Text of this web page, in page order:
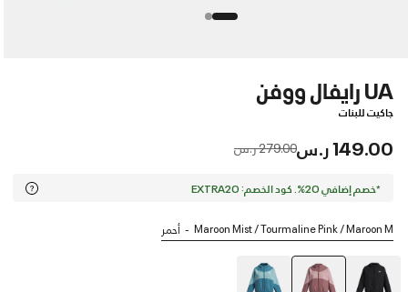
UA رايفال ووفن
جاكيت للبنات
149.00 ر.س Price reduced from
279.00 ر.س to
*خصم إضافي 20%. كود الخصم: EXTRA20
Maroon Mist / Tourmaline Pink / Maroon M أحمر